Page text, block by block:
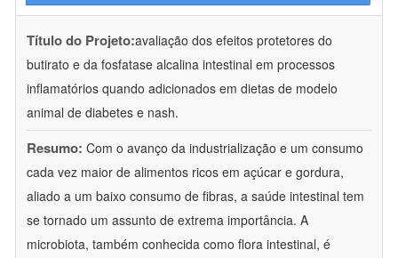
Título do Projeto:avaliação dos efeitos protetores do
butirato e da fosfatase alcalina intestinal em processos
inflamatórios quando adicionados em dietas de modelo
animal de diabetes e nash.
Resumo: Com o avanço da industrialização e um consumo
cada vez maior de alimentos ricos em açúcar e gordura,
aliado a um baixo consumo de fibras, a saúde intestinal tem
se tornado um assunto de extrema importância. A
microbiota, também conhecida como flora intestinal, é